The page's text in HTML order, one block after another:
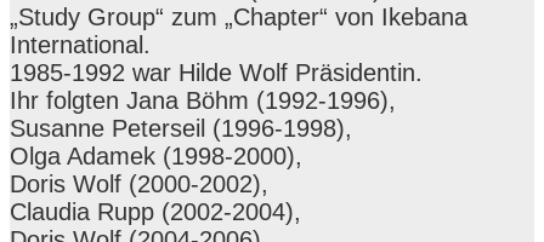
„Study Group“ zum „Chapter“ von Ikebana
International.
1985-1992 war Hilde Wolf Präsidentin.
Ihr folgten Jana Böhm (1992-1996),
Susanne Peterseil (1996-1998),
Olga Adamek (1998-2000),
Doris Wolf (2000-2002),
Claudia Rupp (2002-2004),